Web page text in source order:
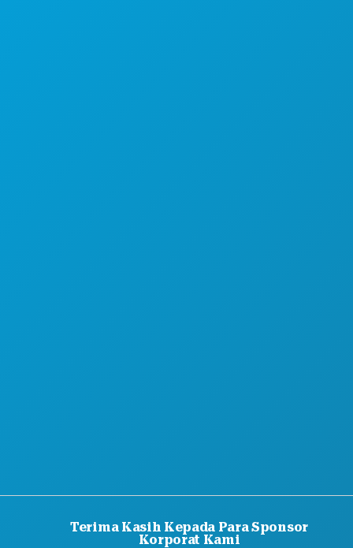
Terima Kasih Kepada Para Sponsor
Korporat Kami